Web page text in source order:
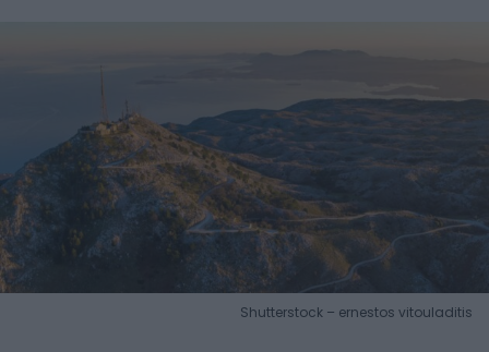
Shutterstock – ernestos vitouladitis